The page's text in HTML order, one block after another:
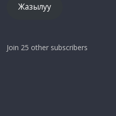
Жазылуу
Join 25 other subscribers